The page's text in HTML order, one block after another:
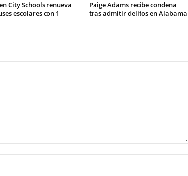
City Schools renueva
escolares con 1
Paige Adams recibe condena
tras admitir delitos en Alabama